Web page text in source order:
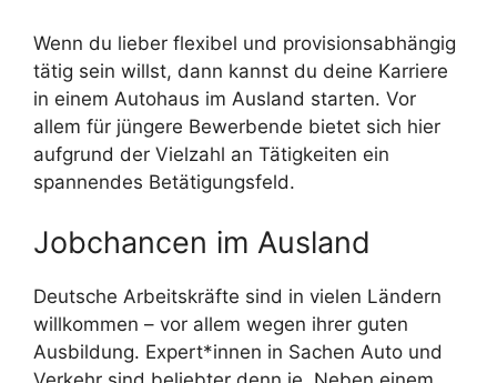
Wenn du lieber flexibel und provisionsabhängig
tätig sein willst, dann kannst du deine Karriere
in einem Autohaus im Ausland starten. Vor
allem für jüngere Bewerbende bietet sich hier
aufgrund der Vielzahl an Tätigkeiten ein
spannendes Betätigungsfeld.
Jobchancen im Ausland
Deutsche Arbeitskräfte sind in vielen Ländern
willkommen – vor allem wegen ihrer guten
Ausbildung. Expert*innen in Sachen Auto und